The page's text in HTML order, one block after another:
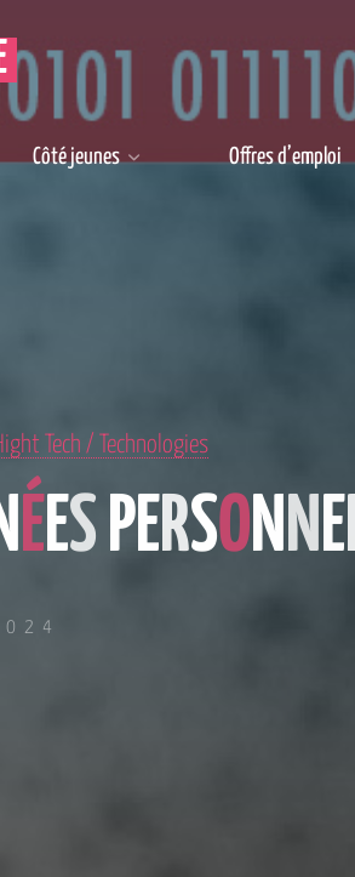
Côté jeunes Offres d’emploi
Tech / Technologies
ÉES PERSONNE